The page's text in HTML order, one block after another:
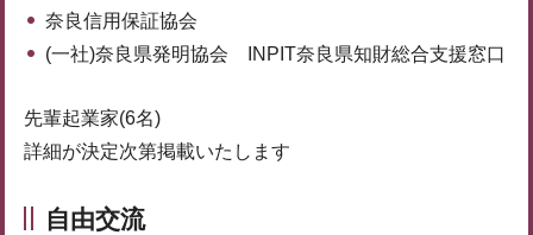
奈良信用保証協会
(一社)奈良県発明協会 INPIT奈良県知財総合支援窓口
先輩起業家(6名)
詳細が決定次第掲載いたします
自由交流